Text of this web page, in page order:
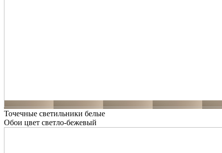
Точечные светильники белые
Обои цвет светло-бежевый